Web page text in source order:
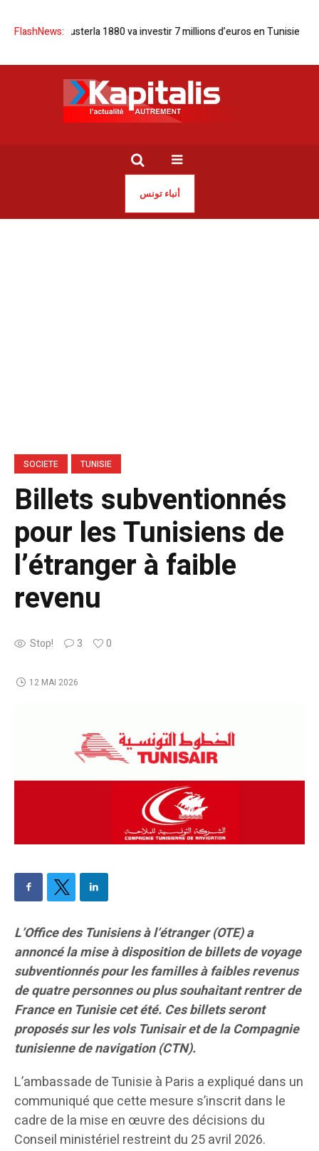
FlashNews:
luxe | Pusterla 1880 va investir 7 millions d’euros en Tunisie
أنباء تونس
SOCIETE TUNISIE
Billets subventionnés
pour les Tunisiens de
l’étranger à faible
revenu
Stop! 3 0
12 MAI 2026
L’Office des Tunisiens à l’étranger (OTE) a
annoncé la mise à disposition de billets de voyage
subventionnés pour les familles à faibles revenus
de quatre personnes ou plus souhaitant rentrer de
France en Tunisie cet été. Ces billets seront
proposés sur les vols Tunisair et de la Compagnie
tunisienne de navigation (CTN).
L’ambassade de Tunisie à Paris a expliqué dans un
communiqué que cette mesure s’inscrit dans le
cadre de la mise en œuvre des décisions du
Conseil ministériel restreint du 25 avril 2026.